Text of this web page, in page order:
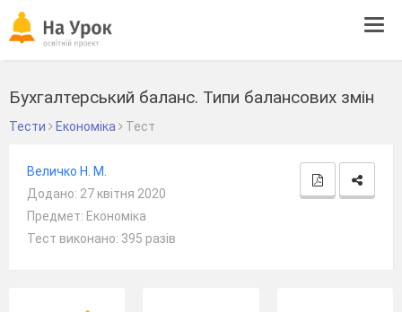
Бухгалтерський баланс. Типи балансових змін
Тести Економіка Тест
Величко Н. М.
Додано: 27 квітня 2020
Предмет: Економіка
Тест виконано: 395 разів